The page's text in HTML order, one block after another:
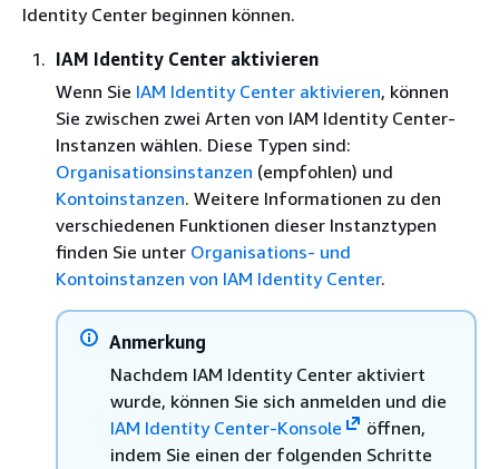
Identity Center beginnen können.
IAM Identity Center aktivieren
Wenn Sie IAM Identity Center aktivieren, können
Sie zwischen zwei Arten von IAM Identity Center-
Instanzen wählen. Diese Typen sind:
Organisationsinstanzen (empfohlen) und
Kontoinstanzen. Weitere Informationen zu den
verschiedenen Funktionen dieser Instanztypen
finden Sie unter Organisations- und
Kontoinstanzen von IAM Identity Center.
Anmerkung
Nachdem IAM Identity Center aktiviert
wurde, können Sie sich anmelden und die
IAM Identity Center-Konsole
öffnen,
indem Sie einen der folgenden Schritte